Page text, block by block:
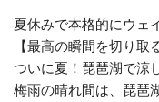
夏休みで本格的にウェ
【最高の瞬間を切り取
ついに夏！琵琶湖で涼
梅雨の晴れ間は、琵琶